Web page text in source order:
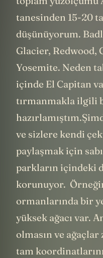
tanesinden 15-20
düşünüyorum.
Glacier, Redwood,
Yosemite. Neden
içinde El Capitan
tırmanmakla ilgili
ve sizlere kendi
paylaşmak için
parkların içindeki
korunuyor.
ormanlarında bir
yüksek ağacı var.
olmasın ve
tam